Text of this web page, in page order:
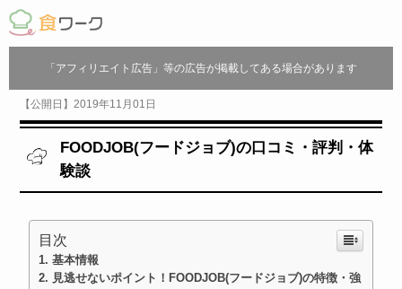
「アフィリエイト広告」等の広告が掲載してある場合があります
【公開日】2019年11月01日
FOODJOB(フードジョブ)の口コミ・評判・体
験談
目次
基本情報
見逃せないポイント！FOODJOB(フードジョブ)の特徴・強